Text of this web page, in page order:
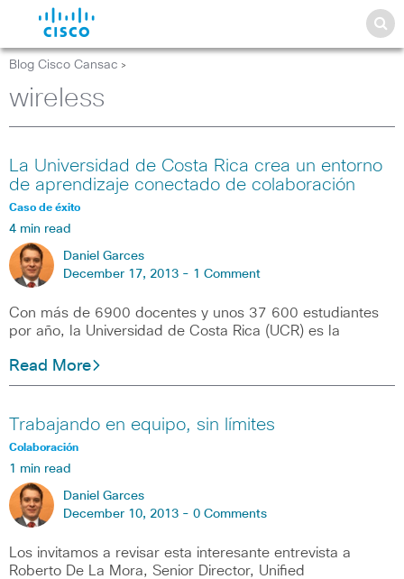
Blog Cisco Cansac >
wireless
La Universidad de Costa Rica crea un entorno
de aprendizaje conectado de colaboración
Caso de éxito
4 min read
Daniel Garces
December 17, 2013 - 1 Comment
Con más de 6900 docentes y unos 37 600 estudiantes
por año, la Universidad de Costa Rica (UCR) es la
Read More
Trabajando en equipo, sin límites
Colaboración
1 min read
Daniel Garces
December 10, 2013 - 0 Comments
Los invitamos a revisar esta interesante entrevista a
Roberto De La Mora, Senior Director, Unified